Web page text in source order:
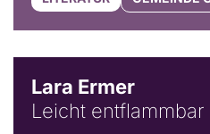
Lara Ermer
Leicht entflammbar